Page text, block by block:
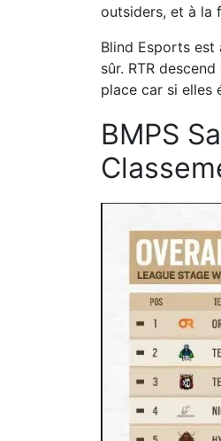
outsiders, et à la
Blind Esports est
sûr. RTR
place car si elles
BMPS